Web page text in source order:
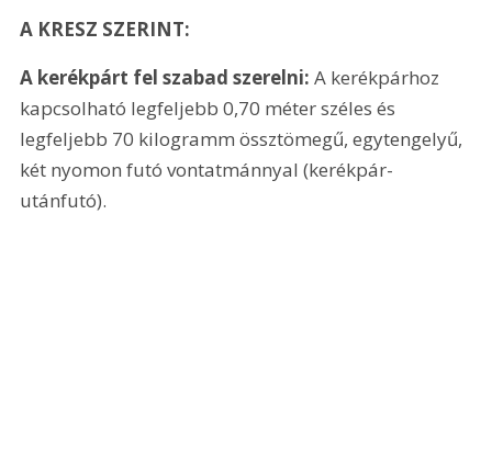
A KRESZ SZERINT:
A kerékpárt fel szabad szerelni: A kerékpárhoz
kapcsolható legfeljebb 0,70 méter széles és
legfeljebb 70 kilogramm össztömegű, egytengelyű,
két nyomon futó vontatmánnyal (kerékpár-
utánfutó).